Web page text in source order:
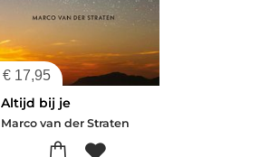
€ 17,95
Altijd bij je
Marco van der Straten